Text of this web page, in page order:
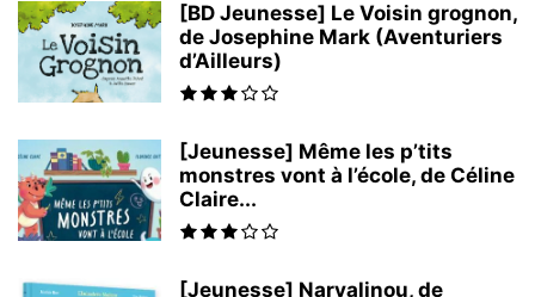
[BD Jeunesse] Le Voisin grognon,
de Josephine Mark (Aventuriers
d’Ailleurs)
[Jeunesse] Même les p’tits
monstres vont à l’école, de Céline
Claire...
[Jeunesse] Narvalinou, de